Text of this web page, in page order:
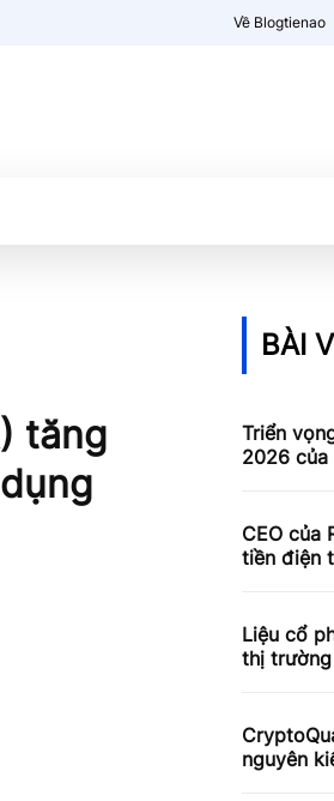
Về Blogtienao
tăng
BÀI
Triển
2026 của
CEO của
tiền điện
Liệu cổ
thị
nguyên